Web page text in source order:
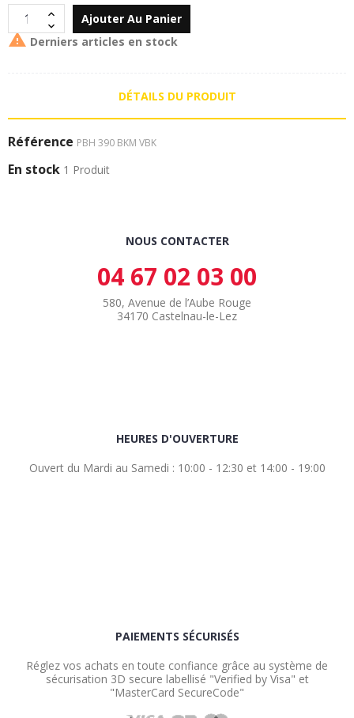
Ajouter Au Panier
 Derniers articles en stock
DÉTAILS DU PRODUIT
Référence PBH 390 BKM VBK
En stock 1 Produit
NOUS CONTACTER
04 67 02 03 00
580, Avenue de l’Aube Rouge
34170 Castelnau-le-Lez
HEURES D'OUVERTURE
Ouvert du Mardi au Samedi : 10:00 - 12:30 et 14:00 - 19:00
PAIEMENTS SÉCURISÉS
Réglez vos achats en toute confiance grâce au système de
sécurisation 3D secure labellisé "Verified by Visa" et
"MasterCard SecureCode"